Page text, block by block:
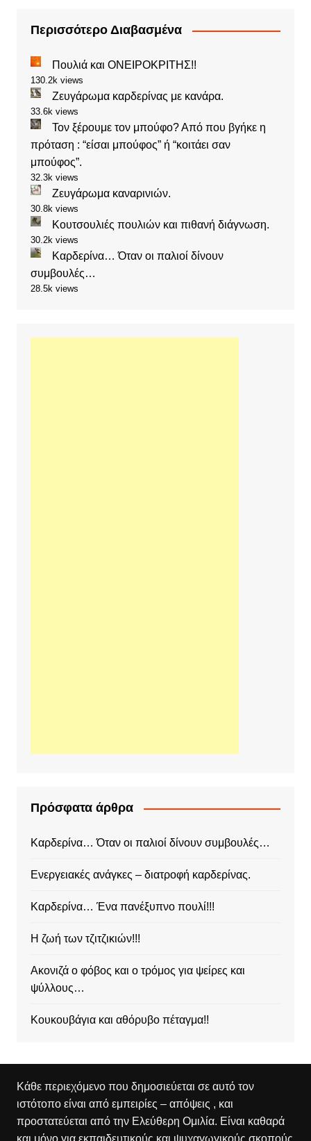
Περισσότερο Διαβασμένα
Πουλιά και ΟΝΕΙΡΟΚΡΙΤΗΣ!!
130.2k views
Ζευγάρωμα καρδερίνας με κανάρα.
33.6k views
Τον ξέρουμε τον μπούφο? Από που βγήκε η
πρόταση : “είσαι μπούφος” ή “κοιτάει σαν
μπούφος”.
32.3k views
Ζευγάρωμα καναρινιών.
30.8k views
Κουτσουλιές πουλιών και πιθανή διάγνωση.
30.2k views
Καρδερίνα… Όταν οι παλιοί δίνουν
συμβουλές…
28.5k views
Πρόσφατα άρθρα
Καρδερίνα… Όταν οι παλιοί δίνουν συμβουλές…
Ενεργειακές ανάγκες – διατροφή καρδερίνας.
Καρδερίνα… Ένα πανέξυπνο πουλί!!!
Η ζωή των τζιτζικιών!!!
Ακονιζά ο φόβος και ο τρόμος για ψείρες και
ψύλλους…
Κουκουβάγια και αθόρυβο πέταγμα!!
Κάθε περιεχόμενο που δημοσιεύεται σε αυτό τον
ιστότοπο είναι από εμπειρίες – απόψεις , και
προστατεύεται από την Ελεύθερη Ομιλία. Είναι καθαρά
και μόνο για εκπαιδευτικούς και ψυχαγωγικούς σκοπούς